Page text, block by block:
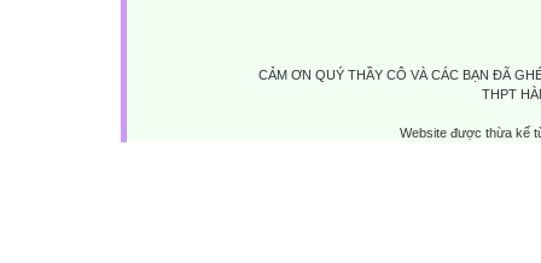
CẢM ƠN QUÝ THẦY CÔ VÀ CÁC BẠN ĐÃ
THPT
Website được thừa kế